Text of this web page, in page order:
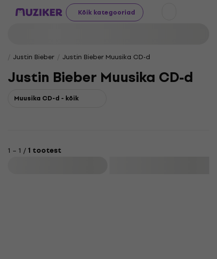
Kõik kategooriad
Justin Bieber Justin Bieber Muusika CD-d
Justin Bieber Muusika CD-d
Muusika CD-d - kõik
1 – 1 /1 tootest